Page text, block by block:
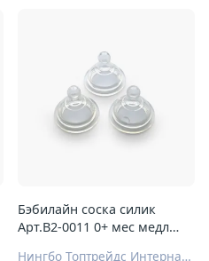
Бэбилайн соска силик
Арт.B2-0011 0+ мес медл
Нингбо Топтрейдс Интернационал Ко Лтд